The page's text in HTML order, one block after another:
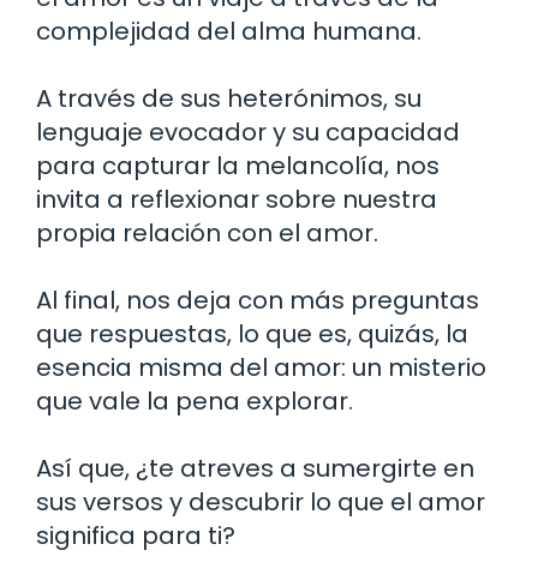
complejidad del alma humana.
A través de sus heterónimos, su
lenguaje evocador y su capacidad
para capturar la melancolía, nos
invita a reflexionar sobre nuestra
propia relación con el amor.
Al final, nos deja con más preguntas
que respuestas, lo que es, quizás, la
esencia misma del amor: un misterio
que vale la pena explorar.
Así que, ¿te atreves a sumergirte en
sus versos y descubrir lo que el amor
significa para ti?